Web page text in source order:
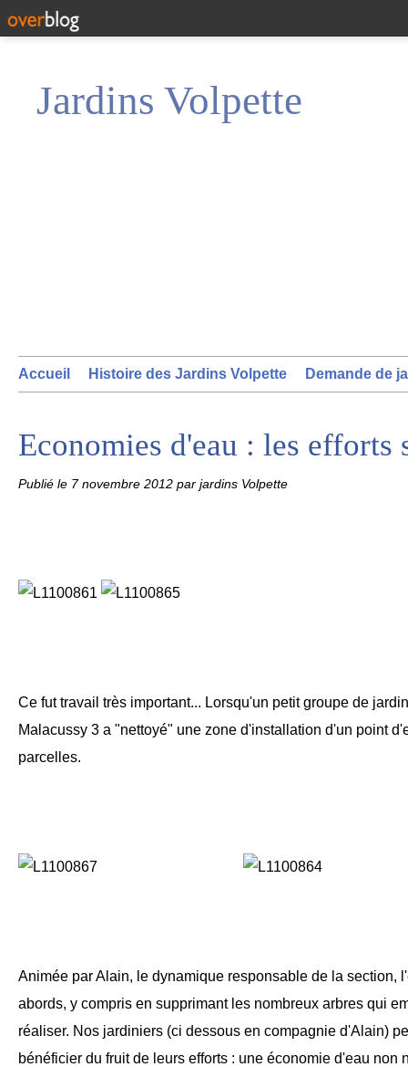
Jardins Volpette
Accueil Histoire des Jardins Volpette Demande de
Economies d'eau : les
Publié le 7 novembre 2012 par jardins Volpette
Ce fut travail très important... Lorsqu'un petit groupe de
Malacussy 3 a "nettoyé" une zone d'installation d'un point
parcelles.
Animée par Alain, le dynamique responsable de la section,
abords, y compris en supprimant les nombreux arbres qui
réaliser. Nos jardiniers (ci dessous en compagnie d'Alain)
bénéficier du fruit de leurs efforts : une économie d'eau non